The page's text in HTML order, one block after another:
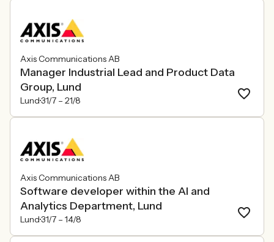
Axis Communications AB
Manager Industrial Lead and Product Data
Group, Lund
Lund31/7 – 21/8
Axis Communications AB
Software developer within the AI and
Analytics Department, Lund
Lund31/7 – 14/8